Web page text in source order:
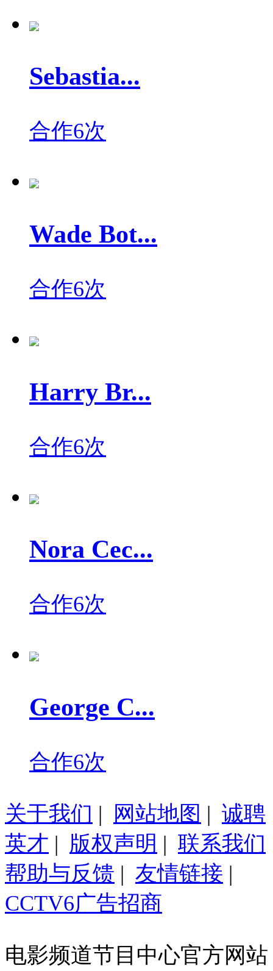
Sebastia...
合作6次
Wade Bot...
合作6次
Harry Br...
合作6次
Nora Cec...
合作6次
George C...
合作6次
关于我们 | 网站地图 | 诚聘
英才 | 版权声明 | 联系我们
帮助与反馈 | 友情链接 |
CCTV6广告招商
电影频道节目中心官方网站